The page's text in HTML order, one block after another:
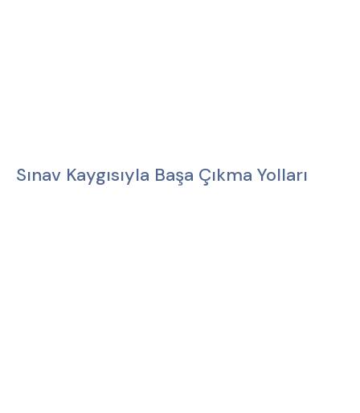
Sınav Kaygısıyla Başa Çıkma Yolları